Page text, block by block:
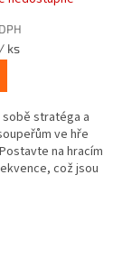
/ ks
stratéga a
ve hře
na hracím
což jsou